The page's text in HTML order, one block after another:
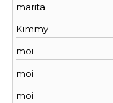
marita
Kimmy
moi
moi
moi